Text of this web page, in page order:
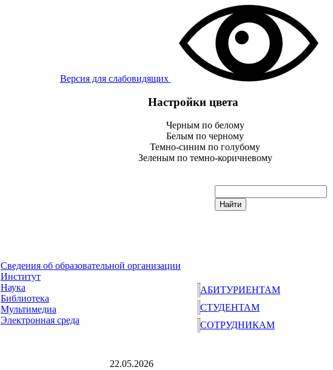
Версия для слабовидящих
Настройки цвета
Черным по белому
Белым по черному
Темно-синим по голубому
Зеленым по темно-коричневому
Сведения об образовательной организации
Институт
Наука
Библиотека
Мультимедиа
Электронная среда
АБИТУРИЕНТАМ
СТУДЕНТАМ
СОТРУДНИКАМ
22.05.2026